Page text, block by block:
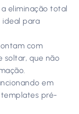
eliminação total
ideal para
com
soltar, que não
em
templates pré-